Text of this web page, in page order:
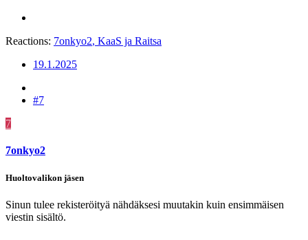
Reactions: 7onkyo2, KaaS ja Raitsa
19.1.2025
#7
7
7onkyo2
Huoltovalikon jäsen
Sinun tulee rekisteröityä nähdäksesi muutakin kuin ensimmäisen
viestin sisältö.